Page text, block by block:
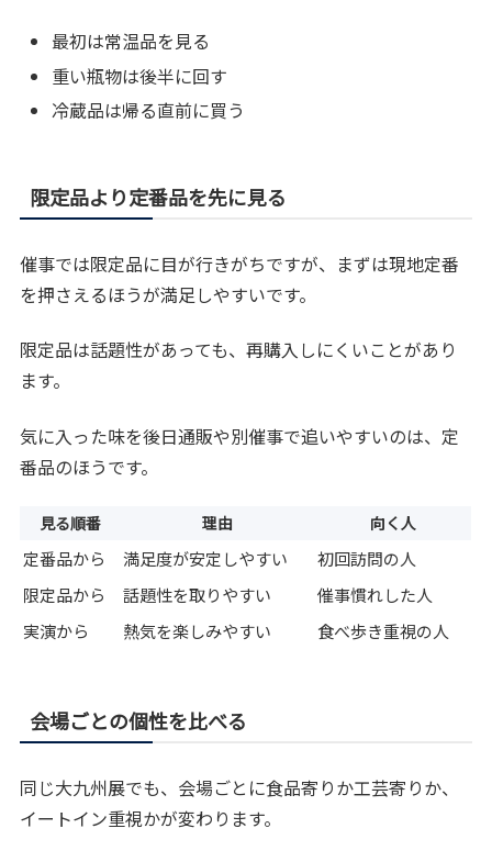
最初は常温品を見る
重い瓶物は後半に回す
冷蔵品は帰る直前に買う
限定品より定番品を先に見る
催事では限定品に目が行きがちですが、まずは現地定番
を押さえるほうが満足しやすいです。
限定品は話題性があっても、再購入しにくいことがあり
ます。
気に入った味を後日通販や別催事で追いやすいのは、定
番品のほうです。
見る順番 理由 向く人
定番品から 満足度が安定しやすい
初回訪問の人
限定品から
話題性を取りやすい
催事慣れした人
実演から
熱気を楽しみやすい 食べ歩き重視の人
会場ごとの個性を比べる
同じ大九州展でも、会場ごとに食品寄りか工芸寄りか、
イートイン重視かが変わります。